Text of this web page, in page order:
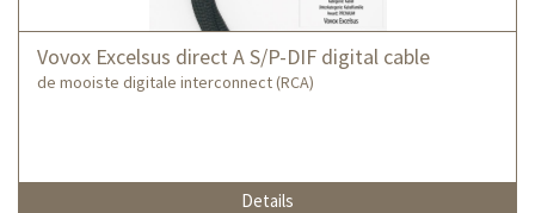
Vovox Excelsus direct A S/P-DIF digital cable
de mooiste digitale interconnect (RCA)
Details